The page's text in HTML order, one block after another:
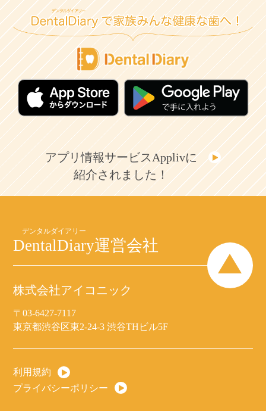
アプリ情報サービスApplivに
紹介されました！
DentalDiary運営会社
株式会社アイコニック
〒03-6427-7117
東京都渋谷区東2-24-3 渋谷THビル5F
利用規約
プライバシーポリシー